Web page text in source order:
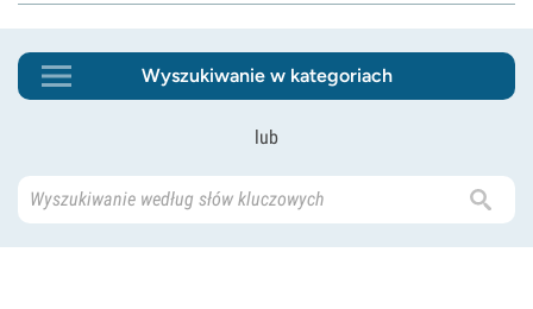
Wyszukiwanie w kategoriach
lub